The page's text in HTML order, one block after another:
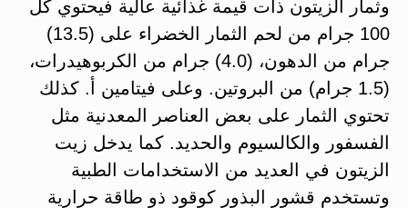
وثمار الزيتون ذات قيمة غذائية عالية فيحتوي كل
100 جرام من لحم الثمار الخضراء على (13.5)
جرام من الدهون، (4.0) جرام من الكربوهيدرات،
(1.5 جرام) من البروتين. وعلى فيتامين أ. كذلك
تحتوي الثمار على بعض العناصر المعدنية مثل
الفسفور والكالسيوم والحديد. كما يدخل زيت
الزيتون في العديد من الاستخدامات الطبية
وتستخدم قشور البذور كوقود ذو طاقة حرارية